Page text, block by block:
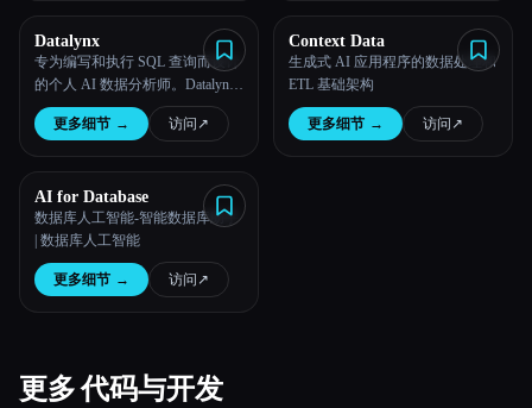
Datalynx
专为编写和执行 SQL 查询而设计
的个人 AI 数据分析师。Datalynx
可以在几秒钟内回答有关您的销
售和运营的业务问题。
更多细节 → 访问 ↗︎
Context Data
生成式 AI 应用程序的数据处理和
ETL 基础架构
更多细节 → 访问 ↗︎
AI for Database
数据库人工智能-智能数据库助手
| 数据库人工智能
更多细节 → 访问 ↗︎
更多 代码与开发